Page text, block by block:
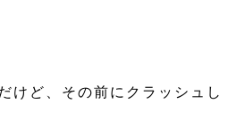
けど、その前にクラッシュし